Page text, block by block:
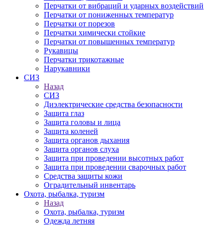
Перчатки от вибраций и ударных воздействий
Перчатки от пониженных температур
Перчатки от порезов
Перчатки химически стойкие
Перчатки от повышенных температур
Рукавицы
Перчатки трикотажные
Нарукавники
СИЗ
Назад
СИЗ
Диэлектрические средства безопасности
Защита глаз
Защита головы и лица
Защита коленей
Защита органов дыхания
Защита органов слуха
Защита при проведении высотных работ
Защита при проведении сварочных работ
Средства защиты кожи
Оградительный инвентарь
Охота, рыбалка, туризм
Назад
Охота, рыбалка, туризм
Одежда летняя